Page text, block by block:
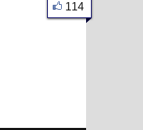
114